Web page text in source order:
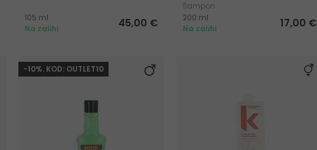
105 ml
Na zalihi
45,00 €
Šampon
200 ml
Na zalihi
17,00 €
-10%. KOD: OUTLET10